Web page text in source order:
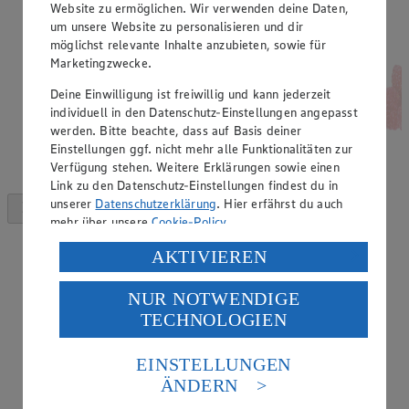
Website zu ermöglichen. Wir verwenden deine Daten,
um unsere Website zu personalisieren und dir
möglichst relevante Inhalte anzubieten, sowie für
Marketingzwecke.
Deine Einwilligung ist freiwillig und kann jederzeit
individuell in den Datenschutz-Einstellungen angepasst
werden. Bitte beachte, dass auf Basis deiner
Einstellungen ggf. nicht mehr alle Funktionalitäten zur
Verfügung stehen. Weitere Erklärungen sowie einen
Link zu den Datenschutz-Einstellungen findest du in
unserer Datenschutzerklärung. Hier erfährst du auch
mehr über unsereCookie-Policy.
Verarbeitung deiner personenbezogenen Daten in den
USA durch Facebook und YouTube:
Wenn du auf „Aktivieren“ klickst, willigst du im Sinne
des Art. 49 Abs. 1 Satz 1 lit. a) DSGVO ein, dass deine
Daten in den USA verarbeitet werden. Der EuGH sieht
die USA als Land mit einem nach europäischen
Standards nicht angemessenen Datenschutzniveau an.
Es besteht das Risiko eines Zugriffs durch US-
AKTIVIEREN
NUR NOTWENDIGE
TECHNOLOGIEN
EINSTELLUNGEN
ÄNDERN